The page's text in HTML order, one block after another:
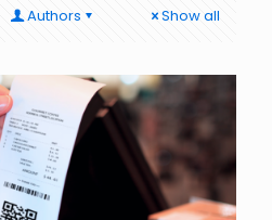
Authors Show all